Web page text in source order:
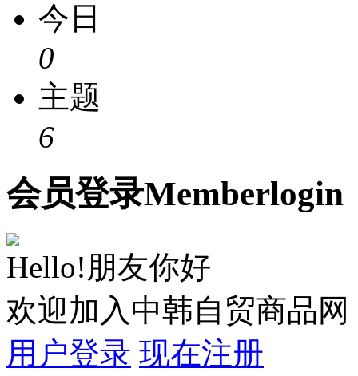
今日
0
主题
6
会员登录Memberlogin
Hello!朋友你好
欢迎加入中韩自贸商品网
用户登录 现在注册